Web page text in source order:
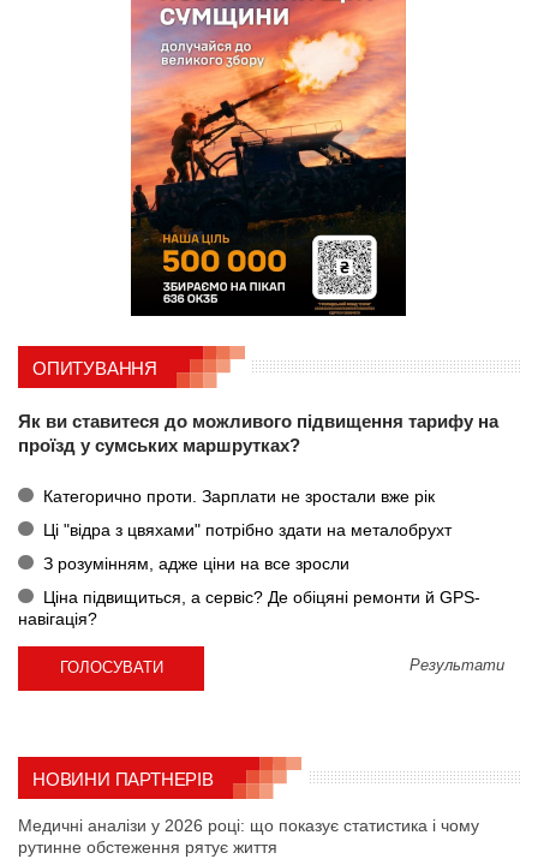
ОПИТУВАННЯ
Як ви ставитеся до можливого підвищення тарифу на
проїзд у сумських маршрутках?
Категорично проти. Зарплати не зростали вже рік
Ці "відра з цвяхами" потрібно здати на металобрухт
З розумінням, адже ціни на все зросли
Ціна підвищиться, а сервіс? Де обіцяні ремонти й GPS-
навігація?
Результати
НОВИНИ ПАРТНЕРІВ
Медичні аналізи у 2026 році: що показує статистика і чому
рутинне обстеження рятує життя